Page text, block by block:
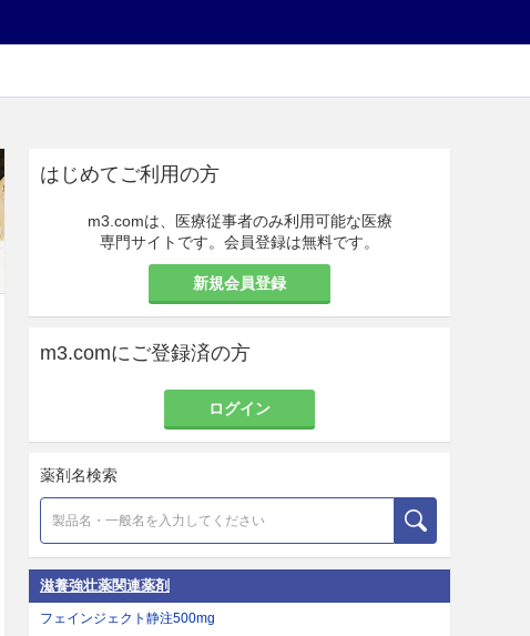
はじめてご利用の方
m3.comは、医療従事者のみ利用可能な医療
専門サイトです。会員登録は無料です。
新規会員登録
m3.comにご登録済の方
ログイン
薬剤名検索
滋養強壮薬関連薬剤
フェインジェクト静注500mg